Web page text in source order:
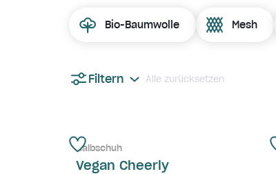
Bio-Baumwolle Mesh
Filtern Alle zurücksetzen
Halbschuh
Vegan Cheerly